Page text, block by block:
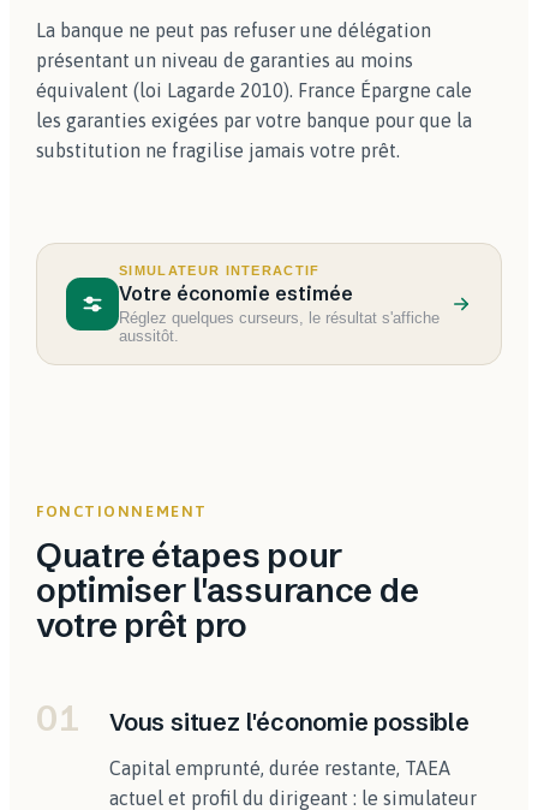
La banque ne peut pas refuser une délégation
présentant un niveau de garanties au moins
équivalent (loi Lagarde 2010). France Épargne cale
les garanties exigées par votre banque pour que la
substitution ne fragilise jamais votre prêt.
SIMULATEUR INTERACTIF
Votre économie estimée
Réglez quelques curseurs, le résultat s'affiche
aussitôt.
FONCTIONNEMENT
Quatre étapes pour
optimiser l'assurance de
votre prêt pro
01 Vous situez l'économie possible
Capital emprunté, durée restante, TAEA
actuel et profil du dirigeant : le simulateur